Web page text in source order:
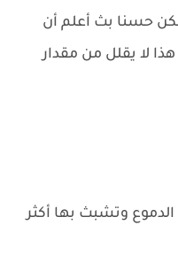
حسنا بث أعلم أن
لا يقلل من مقدار
وتشبث بها أكثر